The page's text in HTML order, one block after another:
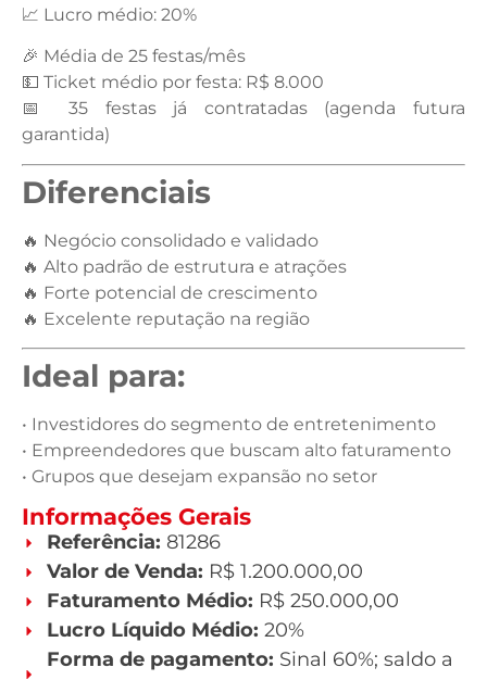
📈 Lucro médio: 20%
🎉 Média de 25 festas/mês
💵 Ticket médio por festa: R$ 8.000
📅 35 festas já contratadas (agenda futura
garantida)
Diferenciais
🔥 Negócio consolidado e validado
🔥 Alto padrão de estrutura e atrações
🔥 Forte potencial de crescimento
🔥 Excelente reputação na região
Ideal para:
• Investidores do segmento de entretenimento
• Empreendedores que buscam alto faturamento
• Grupos que desejam expansão no setor
Informações Gerais
Referência: 81286
Valor de Venda: R$ 1.200.000,00
Faturamento Médio: R$ 250.000,00
Lucro Líquido Médio: 20%
Forma de pagamento: Sinal 60%; saldo a